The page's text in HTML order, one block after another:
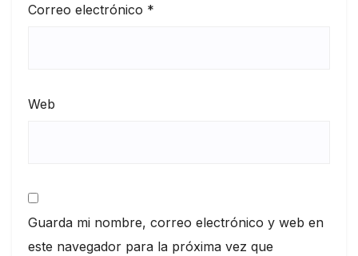
Correo electrónico *
Web
Guarda mi nombre, correo electrónico y web en
este navegador para la próxima vez que